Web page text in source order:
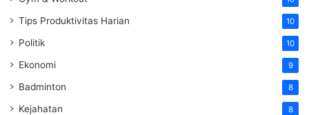
Tips Produktivitas Harian 10
Politik 10
Ekonomi 9
Badminton 8
Kejahatan 8